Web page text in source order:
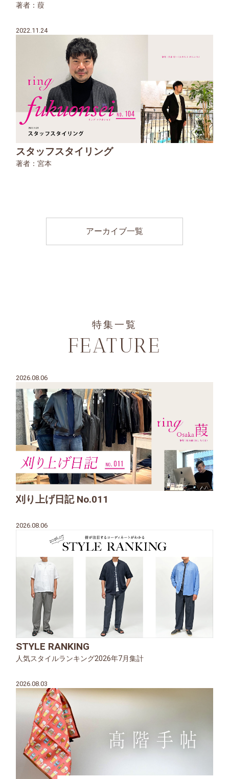
著者：葭
2022.11.24
スタッフスタイリング
著者：宮本
アーカイブ一覧
特集一覧
FEATURE
2026.08.06
刈り上げ日記 No.011
2026.08.06
STYLE RANKING
人気スタイルランキング2026年7月集計
2026.08.03